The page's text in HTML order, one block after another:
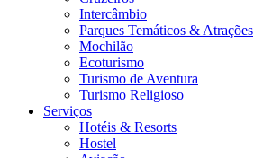
Intercâmbio
Parques Temáticos & Atrações
Mochilão
Ecoturismo
Turismo de Aventura
Turismo Religioso
Serviços
Hotéis & Resorts
Hostel